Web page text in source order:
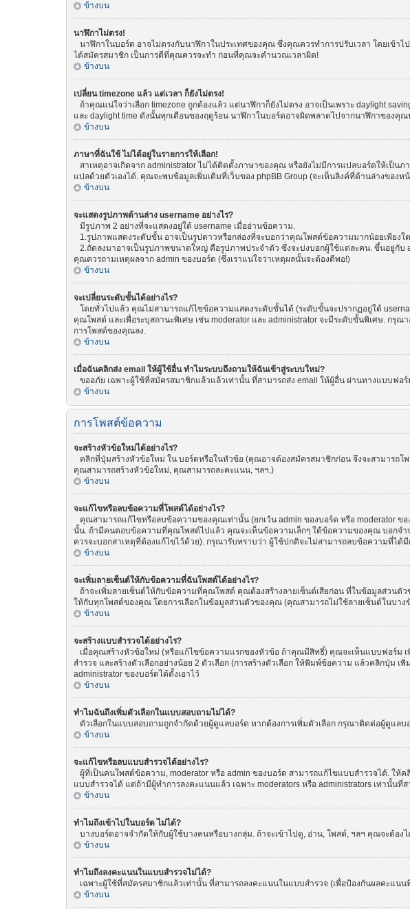
ข้างบน
นาฬิกาไม่ตรง!
นาฬิกาในบอร์ด อาจไม่ตรงกับนาฬิกาในประเทศของคุณ ซึ่งคุณควรทำการปรับเวลา โดยเข้า
ได้สมัครสมาชิก เป็นการดีที่คุณควรจะทำ ก่อนที่คุณจะคำนวณเวลาผิด!
ข้างบน
เปลี่ยน timezone แล้ว แต่เวลา ก็ยังไม่ตรง!
ถ้าคุณแน่ใจว่าเลือก timezone ถูกต้องแล้ว แต่นาฬิกาก็ยังไม่ตรง อาจเป็นเพราะ daylight
และ daylight time ดังนั้นทุกเดือนของฤดูร้อน นาฬิกาในบอร์ดอาจผิดพลาดไปจากนาฬิกาของคุ
ข้างบน
ภาษาที่ฉันใช้ ไม่ได้อยู่ในรายการให้เลือก!
สาเหตุอาจเกิดจาก administrator ไม่ได้ติดตั้งภาษาของคุณ หรือยังไม่มีการแปลบอร์ดให้เป็
แปลด้วยตัวเองได้. คุณจะพบข้อมูลเพิ่มเติมที่เว็บของ phpBB Group (จะเห็นลิงค์ที่ด้านล่างของห
ข้างบน
จะแสดงรูปภาพด้านล่าง username อย่างไร?
มีรูปภาพ 2 อย่างที่จะแสดงอยู่ใต้ username เมื่ออ่านข้อความ.
1.รูปภาพแสดงระดับขั้น อาจเป็นรูปดาวหรือกล่องที่จะบอกว่าคุณโพสต์ข้อความมากน้อยเพียงใ
2.ถัดลงมาอาจเป็นรูปภาพขนาดใหญ่ คือรูปภาพประจำตัว ซึ่งจะบ่งบอกผู้ใช้แต่ละคน. ขึ้นอยู่กับ
คุณควรถามเหตุผลจาก admin ของบอร์ด (ซึ่งเราแน่ใจว่าเหตุผลนั้นจะต้องดีพอ!)
ข้างบน
จะเปลี่ยนระดับขั้นได้อย่างไร?
โดยทั่วไปแล้ว คุณไม่สามารถแก้ไขข้อความแสดงระดับขั้นได้ (ระดับขั้นจะปรากฏอยู่ใต้
คุณโพสต์ และเพื่อระบุสถานะพิเศษ เช่น moderator และ administrator จะมีระดับขั้นพิเศษ. กรุ
การโพสต์ของคุณลง.
ข้างบน
เมื่อฉันคลิกส่ง email ให้ผู้ใช้อื่น ทำไมระบบถึงถามให้ฉันเข้าสู่ระบบใหม่?
ขออภัย เฉพาะผู้ใช้ที่สมัครสมาชิกแล้วแล้วเท่านั้น ที่สามารถส่ง email ให้ผู้อื่น ผ่านทางแบบฟ
ข้างบน
การโพสต์ข้อความ
จะสร้างหัวข้อใหม่ได้อย่างไร?
คลิกที่ปุ่มสร้างหัวข้อใหม่ ใน บอร์ดหรือในหัวข้อ (คุณอาจต้องสมัครสมาชิกก่อน จึงจะสามารถ
คุณสามารถสร้างหัวข้อใหม่, คุณสามารถละคะแนน, ฯลฯ.)
ข้างบน
จะแก้ไขหรือลบข้อความที่โพสต์ได้อย่างไร?
คุณสามารถแก้ไขหรือลบข้อความของคุณเท่านั้น (ยกเว้น admin ของบอร์ด หรือ moderator
นั้น. ถ้ามีคนตอบข้อความที่คุณโพสต์ไปแล้ว คุณจะเห็นข้อความเล็กๆ ใต้ข้อความของคุณ บอกจำ
ควรจะบอกสาเหตุที่ต้องแก้ไขไว้ด้วย). กรุณารับทราบว่า ผู้ใช้ปกติจะไม่สามารถลบข้อความที่ได้
ข้างบน
จะเพิ่มลายเซ็นต์ให้กับข้อความที่ฉันโพสต์ได้อย่างไร?
ถ้าจะเพิ่มลายเซ็นต์ให้กับข้อความที่คุณโพสต์ คุณต้องสร้างลายเซ็นต์เสียก่อน ที่ในข้อมูลส่วนตั
ให้กับทุกโพสต์ของคุณ โดยการเลือกในข้อมูลส่วนตัวของคุณ (คุณสามารถไม่ใช้ลายเซ็นต์ในบาง
ข้างบน
จะสร้างแบบสำรวจได้อย่างไร?
เมื่อคุณสร้างหัวข้อใหม่ (หรือแก้ไขข้อความแรกของหัวข้อ ถ้าคุณมีสิทธิ์) คุณจะเห็นแบบฟอร์ม
สำรวจ และสร้างตัวเลือกอย่างน้อย 2 ตัวเลือก (การสร้างตัวเลือก ให้พิมพ์ข้อความ แล้วคลิกปุ่ม
administrator ของบอร์ดได้ตั้งเอาไว้
ข้างบน
ทำไมฉันถึงเพิ่มตัวเลือกในแบบสอบถามไม่ได้?
ตัวเลือกในแบบสอบถามถูกจำกัดด้วยผู้ดูแลบอร์ด หากต้องการเพิ่มตัวเลือก กรุณาติดต่อผู้ดูแลบ
ข้างบน
จะแก้ไขหรือลบแบบสำรวจได้อย่างไร?
ผู้ที่เป็นคนโพสต์ข้อความ, moderator หรือ admin ของบอร์ด สามารถแก้ไขแบบสำรวจได้. ใ
แบบสำรวจได้ แต่ถ้ามีผู้ทำการลงคะแนนแล้ว เฉพาะ moderators หรือ administrators เท่านั้น
ข้างบน
ทำไมถึงเข้าไปในบอร์ด ไม่ได้?
บางบอร์ดอาจจำกัดให้กับผู้ใช้บางคนหรือบางกลุ่ม. ถ้าจะเข้าไปดู, อ่าน, โพสต์, ฯลฯ คุณจะต้อ
ข้างบน
ทำไมถึงลงคะแนนในแบบสำรวจไม่ได้?
เฉพาะผู้ใช้ที่สมัครสมาชิกแล้วเท่านั้น ที่สามารถลงคะแนนในแบบสำรวจ (เพื่อป้องกันผลคะแ
ข้างบน